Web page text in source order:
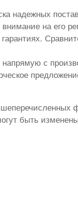
надежных
на его
напрямую с
быть